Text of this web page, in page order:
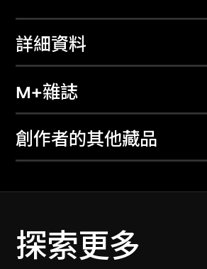
詳細資料
M+雜誌
創作者的其他藏品
探索更多